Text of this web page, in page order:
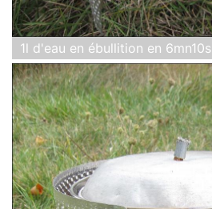
1l d'eau en ébullition en 6mn10s